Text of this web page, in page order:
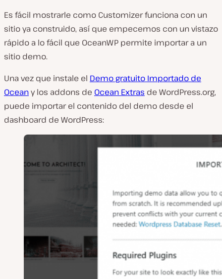
Es fácil mostrarle como Customizer funciona con un
sitio ya construido, así que empecemos con un vistazo
rápido a lo fácil que OceanWP permite importar a un
sitio demo.
Una vez que instale el Demo gratuito Importado de
Oceany los addons de Ocean Extras de WordPress.org,
puede importar el contenido del demo desde el
dashboard de WordPress: